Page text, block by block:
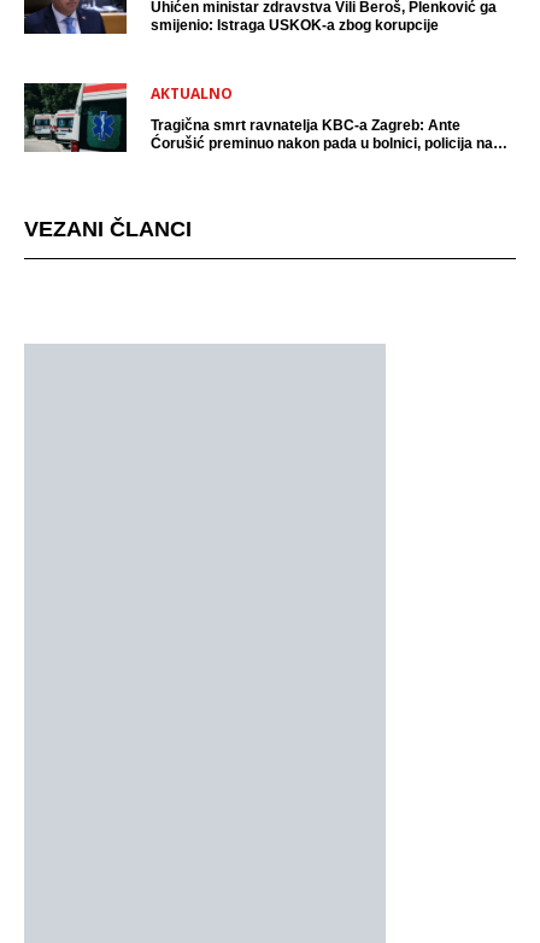
Uhićen ministar zdravstva Vili Beroš, Plenković ga
smijenio: Istraga USKOK-a zbog korupcije
AKTUALNO
Tragična smrt ravnatelja KBC-a Zagreb: Ante
Ćorušić preminuo nakon pada u bolnici, policija na
VEZANI ČLANCI